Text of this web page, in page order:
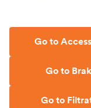
Go to
Go to
Go to